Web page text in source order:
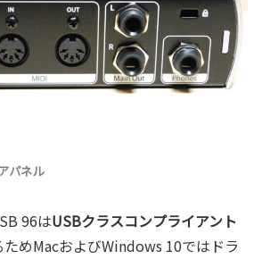
パネル
96はUSBクラスコンプライアント
めMacおよびWindows 10ではドラ